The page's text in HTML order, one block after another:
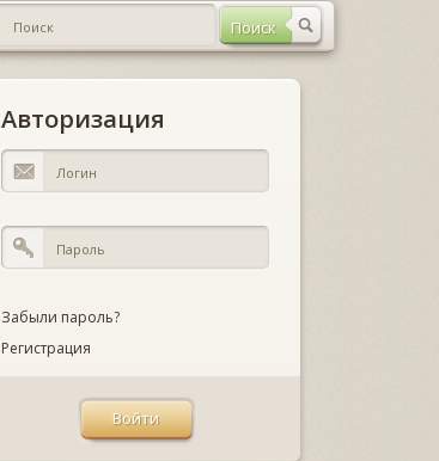
Авторизация
Забыли пароль?
Регистрация